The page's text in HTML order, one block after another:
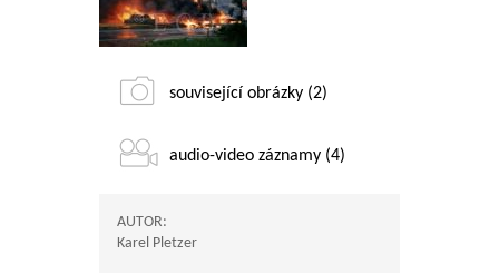
související obrázky (2)
audio-video záznamy (4)
AUTOR:
Karel Pletzer